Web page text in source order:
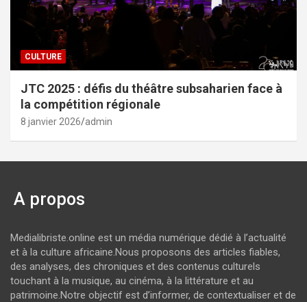
CULTURE
JTC 2025 : défis du théâtre subsaharien face à
la compétition régionale
8 janvier 2026 admin
A propos
Medialibriste.online est un média numérique dédié à l’actualité
et à la culture africaine.Nous proposons des articles fiables,
des analyses, des chroniques et des contenus culturels
touchant à la musique, au cinéma, à la littérature et au
patrimoine.Notre objectif est d’informer, de contextualiser et de